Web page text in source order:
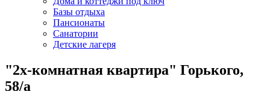
Базы отдыха
Пансионаты
Санатории
Детские лагеря
"2x-комнатная квартира" Горького,
58/а